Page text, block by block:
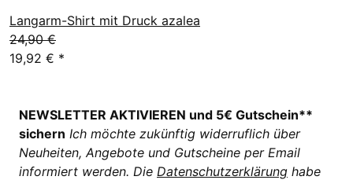
Langarm-Shirt mit Druck azalea
24,90 €
19,92 € *
NEWSLETTER AKTIVIEREN und 5€ Gutschein**
sichern Ich möchte zukünftig widerruflich über
Neuheiten, Angebote und Gutscheine per Email
informiert werden. Die Datenschutzerklärung habe